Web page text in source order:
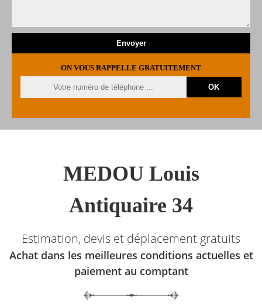
ON VOUS RAPPELLE GRATUITEMENT
MEDOU Louis
Antiquaire 34
Estimation, devis et déplacement gratuits
Achat dans les meilleures conditions actuelles et
paiement au comptant